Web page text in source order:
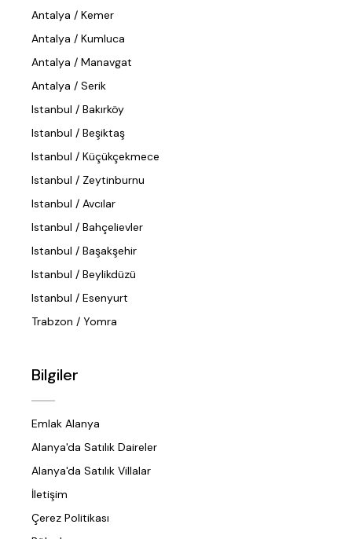
Antalya / Kemer
Antalya / Kumluca
Antalya / Manavgat
Antalya / Serik
Istanbul / Bakırköy
Istanbul / Beşiktaş
Istanbul / Küçükçekmece
Istanbul / Zeytinburnu
Istanbul / Avcılar
Istanbul / Bahçelievler
Istanbul / Başakşehir
Istanbul / Beylikdüzü
Istanbul / Esenyurt
Trabzon / Yomra
Bilgiler
Emlak Alanya
Alanya'da Satılık Daireler
Alanya'da Satılık Villalar
İletişim
Çerez Politikası